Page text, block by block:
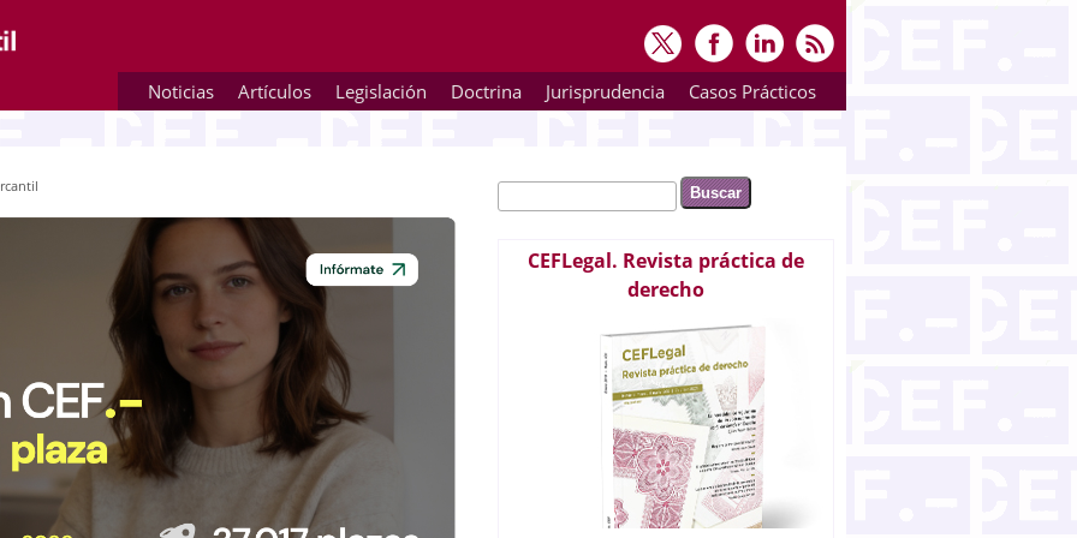
Noticias Artículos Legislación Doctrina Jurisprudencia Casos Prácticos
Formulario de búsqueda
Buscar
CEFLegal. Revista práctica de
derecho